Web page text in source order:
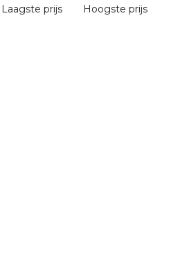
Laagste prijs Hoogste prijs